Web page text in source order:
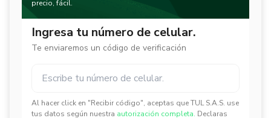
precio, fácil.
Ingresa tu número de celular.
Te enviaremos un código de verificación
Al hacer click en "Recibir código", aceptas que TUL S.A.S. use
tus datos según nuestra autorización completa. Declaras
✕
✕